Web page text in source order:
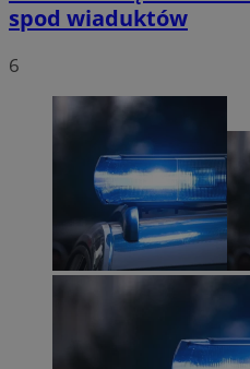
spod wiaduktów
6